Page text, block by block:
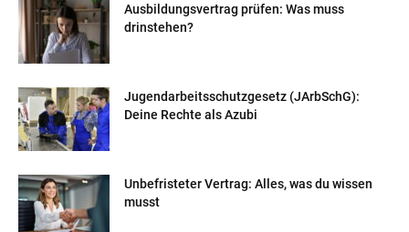
Ausbildungsvertrag prüfen: Was muss
drinstehen?
Jugendarbeitsschutzgesetz (JArbSchG):
Deine Rechte als Azubi
Unbefristeter Vertrag: Alles, was du wissen
musst